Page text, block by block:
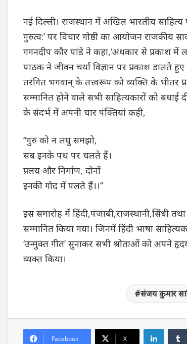
नई दिल्ली। राजस्थान में अखिल भारतीय साहित्य
गुरुत्व:’ पर विचार गोष्ठी का आयोजन राजकीय
गगनदीप कौर पांडे ने कहा,‘अंधकार से प्रकाश में
पाठक ने जीवन चर्या विज्ञान पर प्रकाश डालते
तरंगित भगवान् के तत्त्वरूप को व्यक्ति के भीतर
सम्मानित होने वाले सभी साहित्यकारों को बधाई
के संदर्भ में अपनी चार पंक्तियां कही,
“गुरु को न लघु समझो,
सब इनके पथ पर चलते हैं।
प्रलय और निर्माण, दोनों
इनकी गोद में पलते हैं।।”
इस समारोह में हिंदी,पंजाबी,राजस्थानी,सिंधी
सम्मानित किया गया। जिनमें हिंदी भाषा
‘उन्मुक्त गीत’ सुनाकर सभी श्रोताओं को अपने
व्यक्त किया।
संजय कुमार
Facebook X